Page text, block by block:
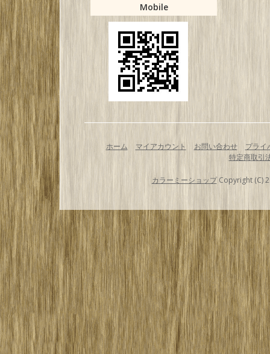
Mobile
ホーム マイアカウント お問い合わせ
プライ
特定商取引
カラーミーショップCopyright (C)